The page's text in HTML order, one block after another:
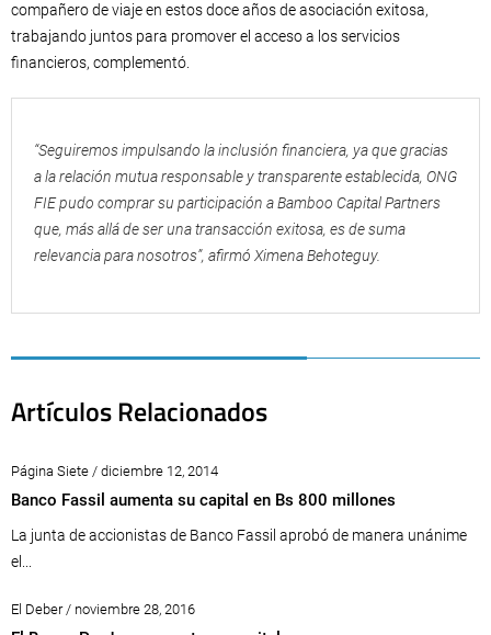
compañero de viaje en estos doce años de asociación exitosa,
trabajando juntos para promover el acceso a los servicios
financieros, complementó.
“Seguiremos impulsando la inclusión financiera, ya que gracias
a la relación mutua responsable y transparente establecida, ONG
FIE pudo comprar su participación a Bamboo Capital Partners
que, más allá de ser una transacción exitosa, es de suma
relevancia para nosotros”, afirmó Ximena Behoteguy.
Artículos Relacionados
Página Siete / diciembre 12, 2014
Banco Fassil aumenta su capital en Bs 800 millones
La junta de accionistas de Banco Fassil aprobó de manera unánime
el...
El Deber / noviembre 28, 2016